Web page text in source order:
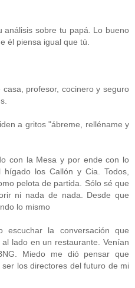
análisis sobre tu papá. Lo bueno
él piensa igual que tú.
profesor, cocinero y seguro
a gritos "ábreme, relléname y
con la Mesa y por ende con lo
hígado los Callón y Cia. Todos,
pelota de partida. Sólo sé que
ni nada de nada. Desde que
lo mismo
la conversación que
lado en un restaurante. Venían
Miedo me dió pensar que
los directores del futuro de mi